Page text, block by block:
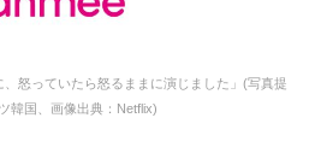
、怒っていたら怒るままに演じました」(写真提
韓国、画像出典：Netflix)